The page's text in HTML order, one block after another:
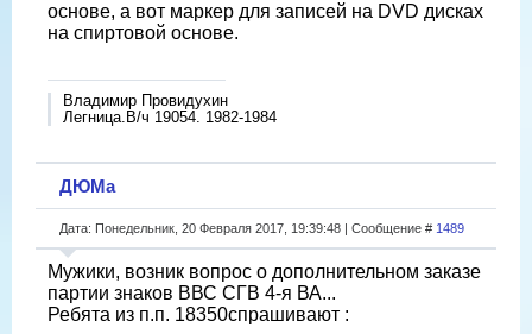
основе, а вот маркер для записей на DVD дисках
на спиртовой основе.
Владимир Провидухин
Легница.В/ч 19054. 1982-1984
ДЮМа
Дата: Понедельник, 20 Февраля 2017, 19:39:48 | Сообщение # 1489
Мужики, возник вопрос о дополнительном заказе
партии знаков ВВС СГВ 4-я ВА...
Ребята из п.п. 18350спрашивают :